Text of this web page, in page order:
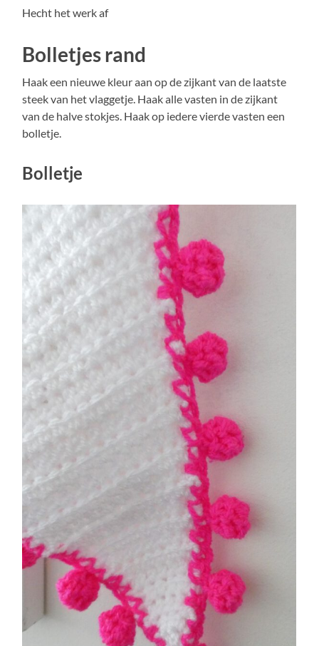
Hecht het werk af
Bolletjes rand
Haak een nieuwe kleur aan op de zijkant van de laatste
steek van het vlaggetje. Haak alle vasten in de zijkant
van de halve stokjes. Haak op iedere vierde vasten een
bolletje.
Bolletje